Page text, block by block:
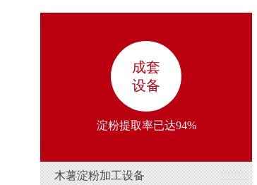
成套
设备
淀粉提取率已达94%
木薯淀粉加工设备